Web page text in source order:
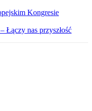
Kongresie
Łączy nas przyszłość